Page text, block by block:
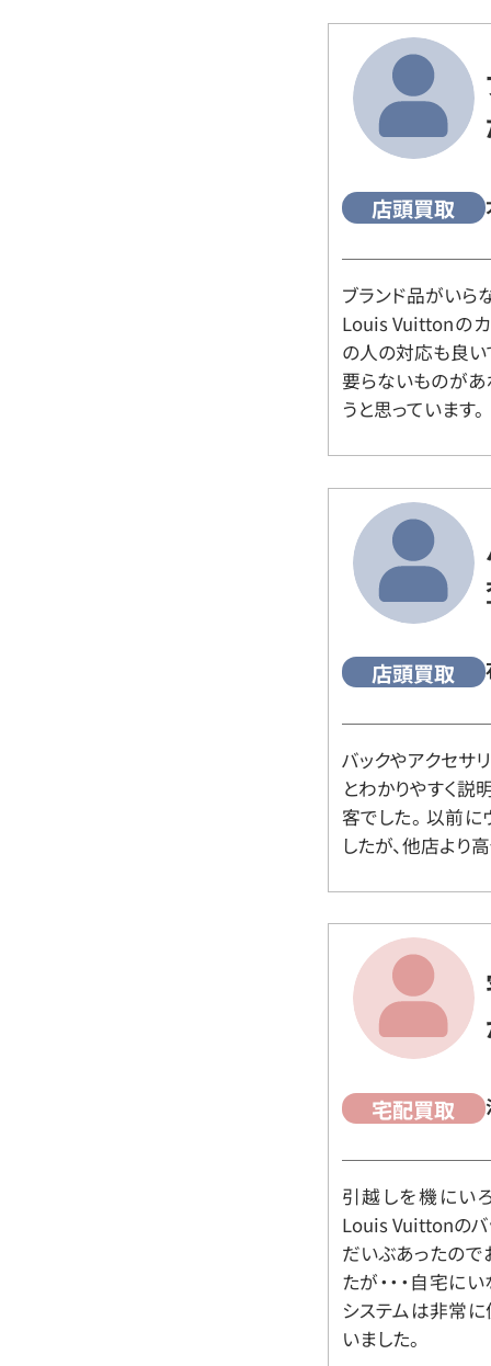
店頭買取
ブランド品がいら
Louis Vuittonの
の人の対応も良い
要らないものがあ
うと思っています。
店頭買取
バックやアクセサ
とわかりやすく説
客でした。 以前
したが、他店より
宅配買取
引越しを機にい
Louis Vuittonのバ
だいぶあったので
たが・・・自宅に
システムは非常に
いました。